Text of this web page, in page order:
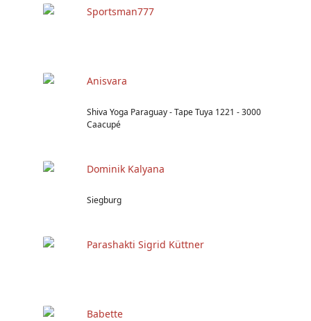
Sportsman777
Anisvara
Shiva Yoga Paraguay - Tape Tuya 1221 - 3000
Caacupé
Dominik Kalyana
Siegburg
Parashakti Sigrid Küttner
Babette